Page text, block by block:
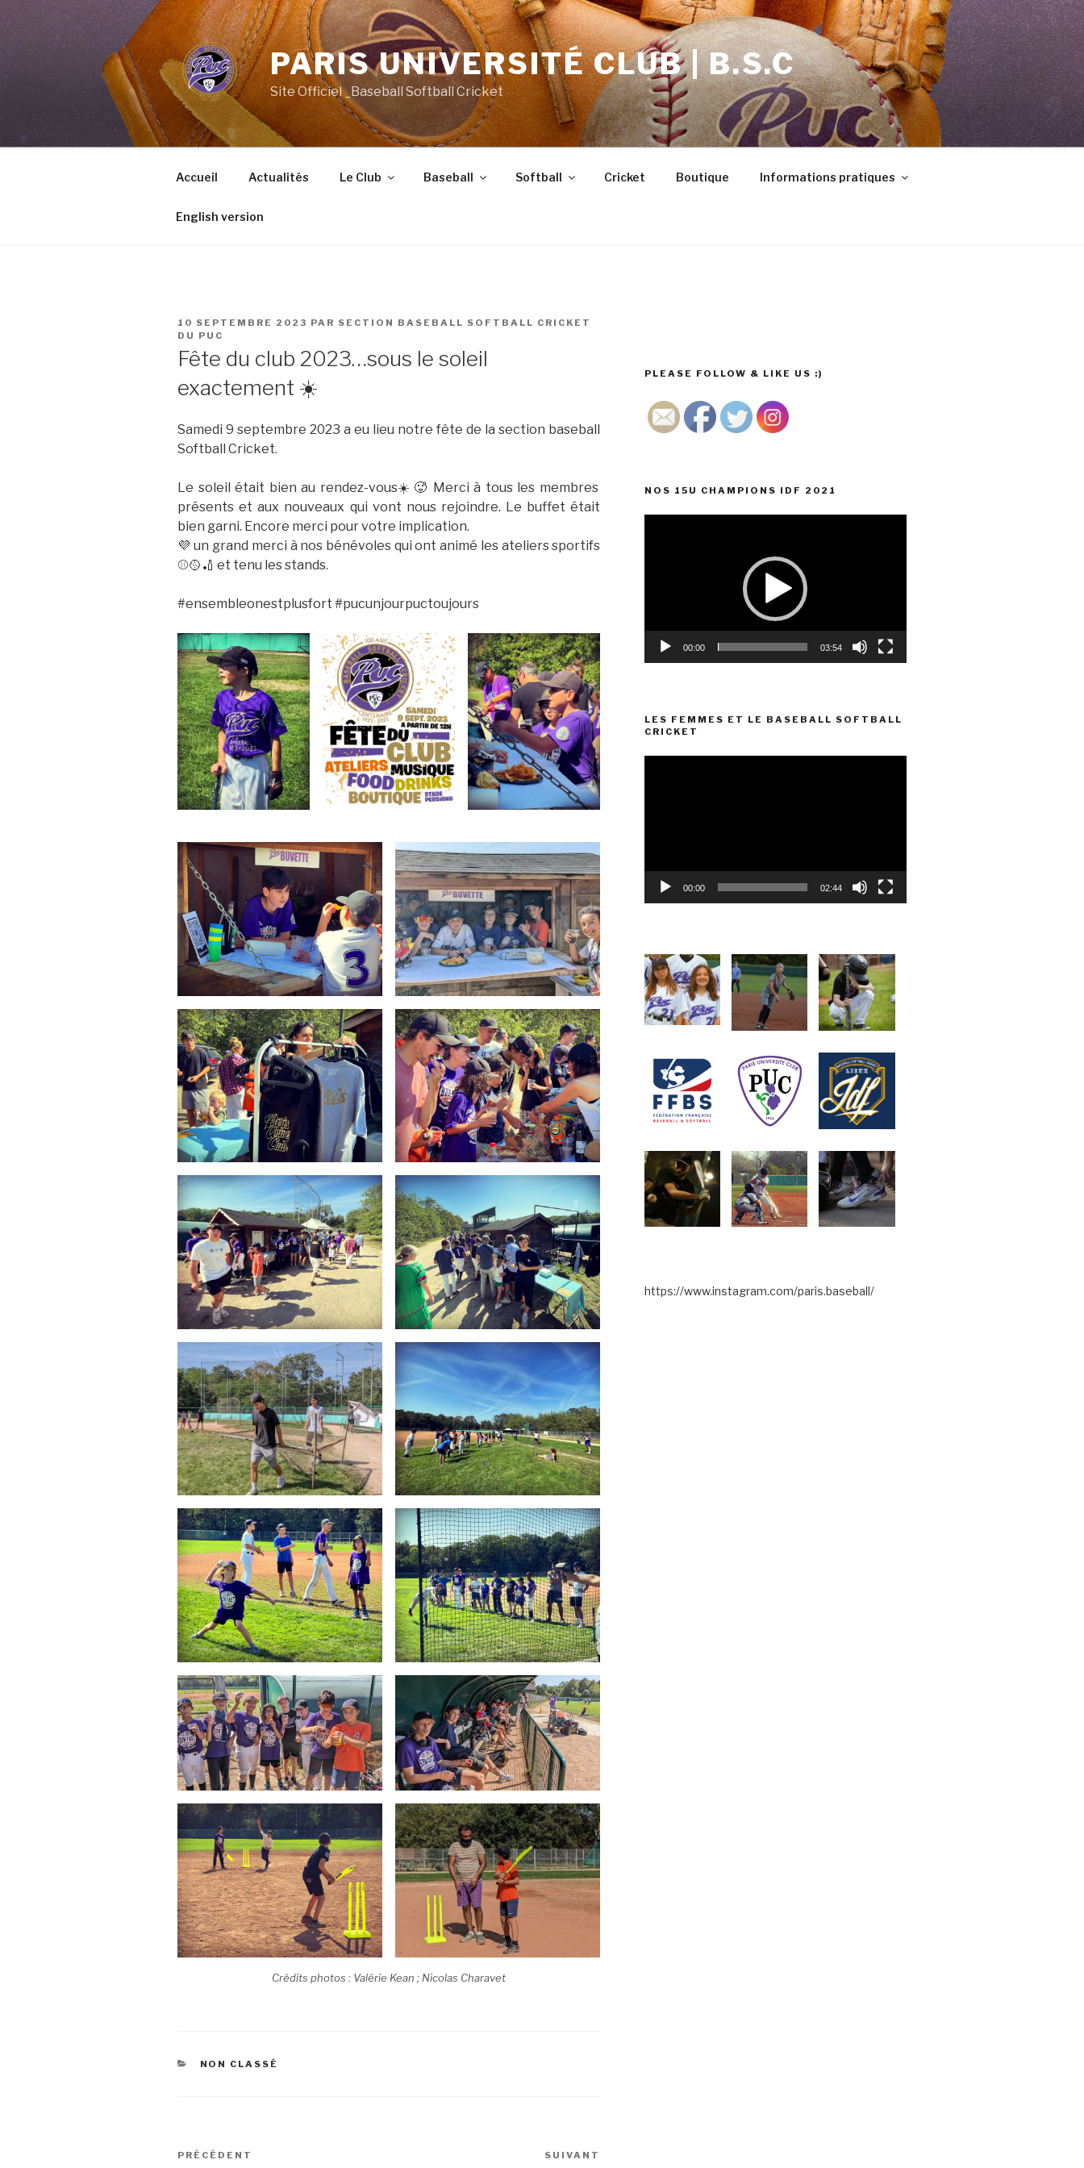
Aller
contenu
principal
PARIS UNIVERSITÉ CLUB | B.S.C
Site Officiel _Baseball Softball Cricket
Accueil Actualités Le Club Baseball Softball Cricket Boutique Informations pratiques
English version
PUBLIÉ
LE
10 SEPTEMBRE 2023 PAR SECTION BASEBALL SOFTBALL CRICKET
DU PUC
Fête du club 2023…sous le soleil
exactement ☀️
Samedi 9 septembre 2023 a eu lieu notre fête de la section baseball
Softball Cricket.
Le soleil était bien au rendez-vous☀️🥵 Merci à tous les membres
présents et aux nouveaux qui vont nous rejoindre. Le buffet était
bien garni. Encore merci pour votre implication.
💜 un grand merci à nos bénévoles qui ont animé les ateliers sportifs
⚾🥎🏏 et tenu les stands.
#ensembleonestplusfort #pucunjourpuctoujours
Crédits photos : Valérie Kean ; Nicolas Charavet
CATÉGORIES
NON CLASSÉ
Navigation
Article
PRÉCÉDENT SUIVANT
PLEASE FOLLOW & LIKE US :)
NOS 15U CHAMPIONS IDF 2021
00:00 03:54
LES FEMMES ET LE BASEBALL SOFTBALL
CRICKET
00:00 02:44
https://www.instagram.com/paris.baseball/